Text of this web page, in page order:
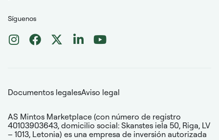
Síguenos
Documentos legalesAviso legal
AS Mintos Marketplace (con número de registro
40103903643, domicilio social: Skanstes iela 50, Riga, LV
– 1013, Letonia) es una empresa de inversión autorizada